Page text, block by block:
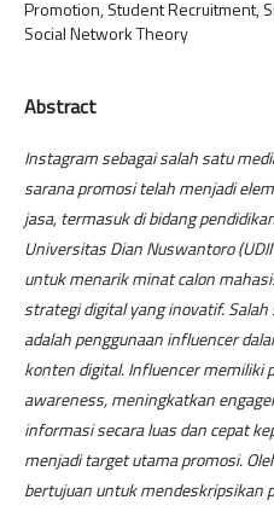
Promotion, Student Recruitment,
Social Network Theory
Abstract
Instagram sebagai salah satu
sarana promosi telah menjadi
jasa, termasuk di bidang
Universitas Dian Nuswantoro
untuk menarik minat calon
strategi digital yang inovatif.
adalah penggunaan influencer
konten digital. Influencer memiliki
awareness, meningkatkan
informasi secara luas dan cepat
menjadi target utama promosi.
bertujuan untuk mendeskripsikan